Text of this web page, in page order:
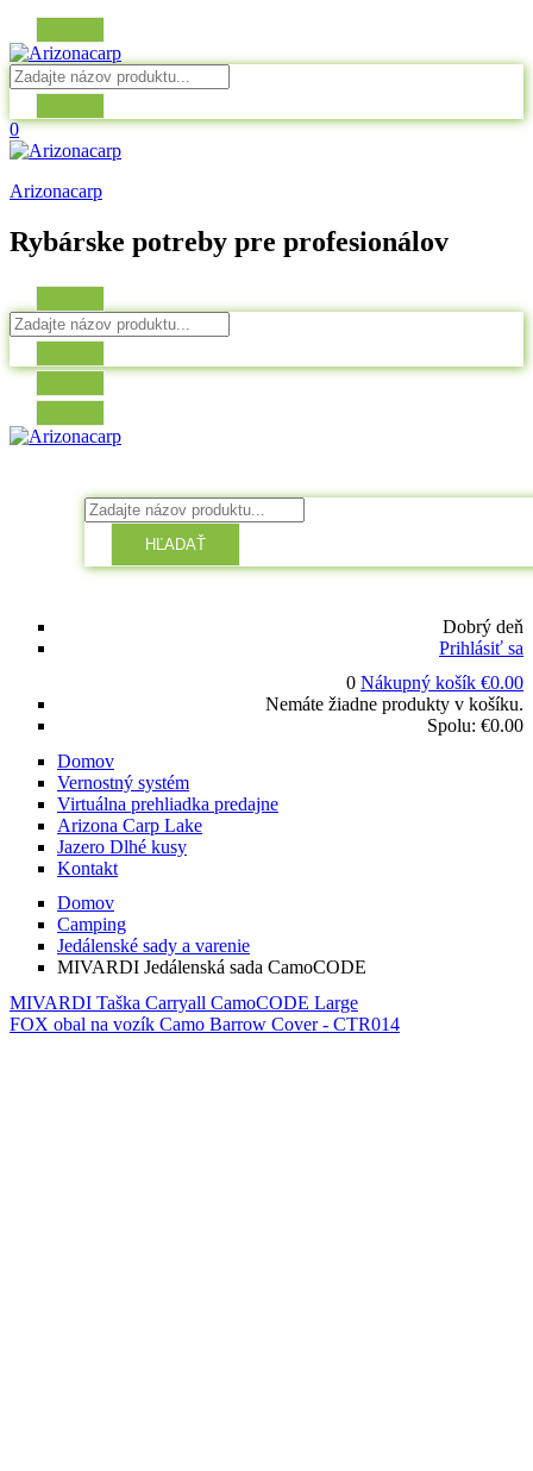
0
Arizonacarp
Rybárske potreby pre profesionálov
HĽADAŤ
Dobrý deň
Prihlásiť sa
0 Nákupný košík €0.00
Nemáte žiadne produkty v košíku.
Spolu: €0.00
Domov
Vernostný systém
Virtuálna prehliadka predajne
Arizona Carp Lake
Jazero Dlhé kusy
Kontakt
Domov
Camping
Jedálenské sady a varenie
MIVARDI Jedálenská sada CamoCODE
MIVARDI Taška Carryall CamoCODE Large
FOX obal na vozík Camo Barrow Cover - CTR014